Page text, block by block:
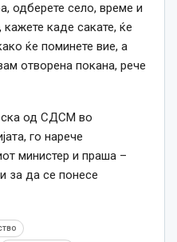
одберете село, време и
каде сакате, ќе
ќе поминете вие, а
отворена покана, рече
од СДСМ во
го нарече
министер и праша –
за да се понесе